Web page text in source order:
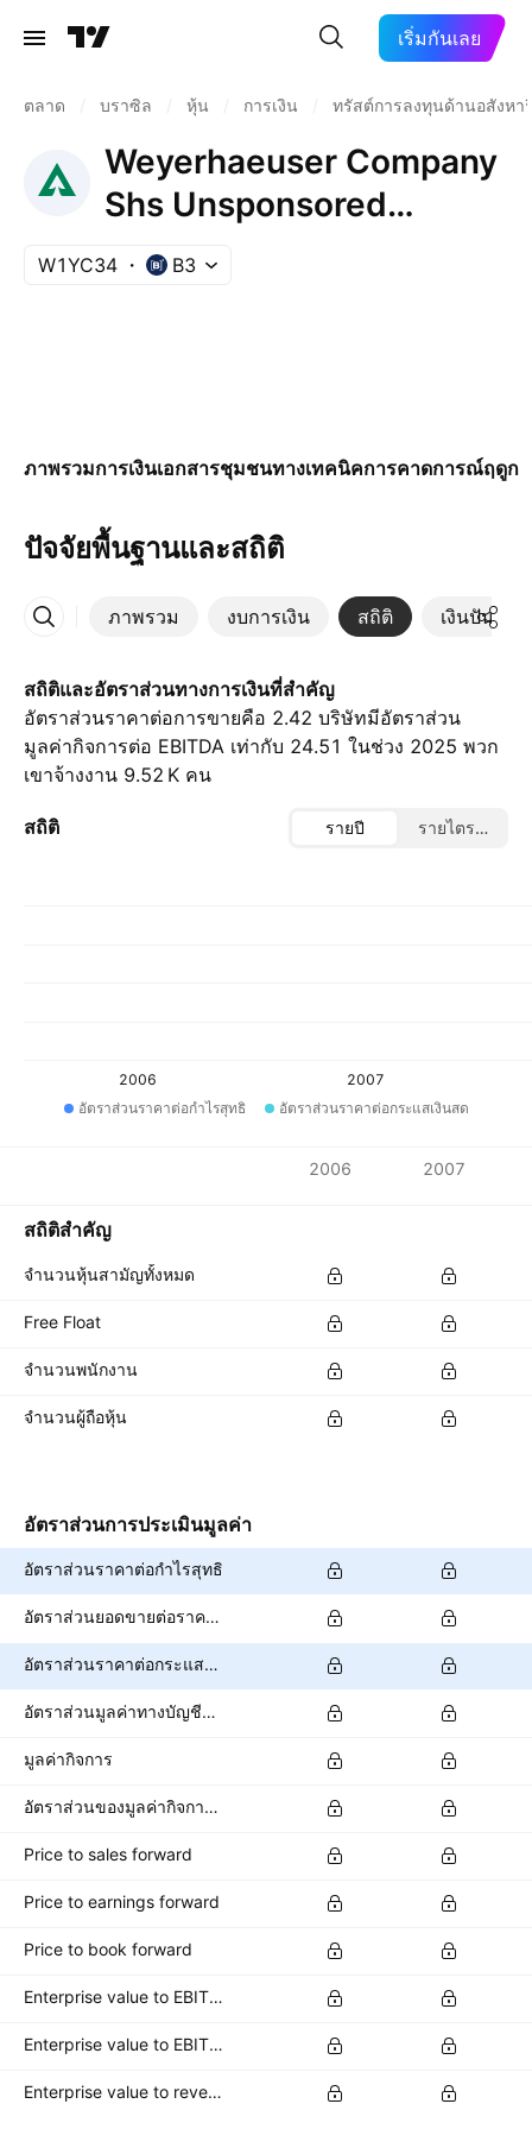
เริ่มกันเลย
ตลาด บราซิล หุ้น การเงิน ทรัสต์การลงทุนด้านอสังหา
Weyerhaeuser Company
Shs Unsponsored
Brazilian Depositary
W1YC34 B3
ภาพรวมการเงินเอกสารชุมชนทางเทคนิคการคาดการณ์ฤดูก
ปัจจัยพื้นฐานและสถิติ
ภาพรวม งบการเงิน สถิติ เงินปันผล
เพิ่มเติม
สถิติและอัตราส่วนทางการเงินที่สำคัญ
อัตราส่วนราคาต่อการขายคือ 2.42 บริษัทมีอัตราส่วน
มูลค่ากิจการต่อ EBITDA เท่ากับ 24.51 ในช่วง 2025 พวก
เขาจ้างงาน ‪9.52 K‬ คน
สถิติ รายปี รายไตรมาส
2006
2007
อัตราส่วนราคาต่อกำไรสุทธิ
อัตราส่วนราคาต่อกระแสเงินสด
2006 2007
สถิติสำคัญ
จำนวนหุ้นสามัญทั้งหมด
Free Float
จำนวนพนักงาน
จำนวนผู้ถือหุ้น
อัตราส่วนการประเมินมูลค่า
อัตราส่วนราคาต่อกำไรสุทธิ
อัตราส่วนยอดขายต่อราคาหุ้น
อัตราส่วนราคาต่อกระแสเงินสด
อัตราส่วนมูลค่าทางบัญชีต่อหุ้น
มูลค่ากิจการ
อัตราส่วนของมูลค่ากิจการต่อ EBITDA
Price to sales forward
Price to earnings forward
Price to book forward
Enterprise value to EBITDA forward
Enterprise value to EBIT forward
Enterprise value to revenue forward